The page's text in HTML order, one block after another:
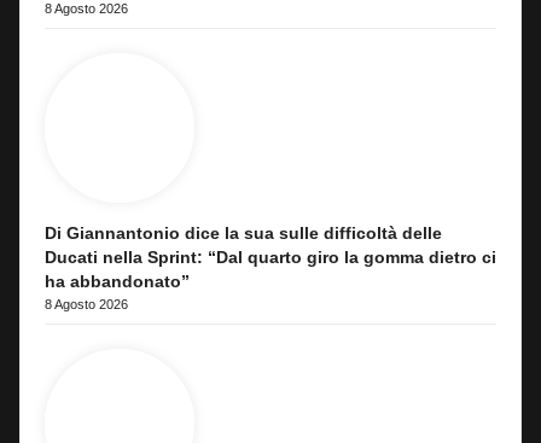
8 Agosto 2026
Di Giannantonio dice la sua sulle difficoltà delle
Ducati nella Sprint: “Dal quarto giro la gomma dietro ci
ha abbandonato”
8 Agosto 2026